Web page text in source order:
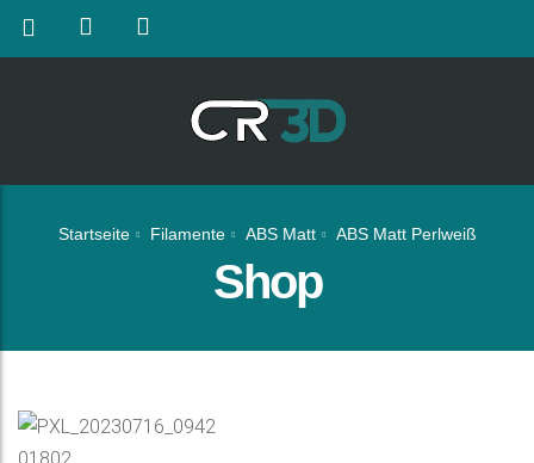
Startseite Filamente ABS Matt ABS Matt Perlweiß
Shop